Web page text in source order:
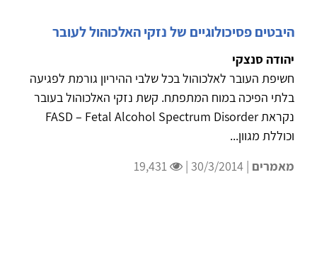
היבטים פסיכולוגיים של נזקי האלכוהול לעובר
יהודה סנצקי
חשיפת העובר לאלכוהול בכל שלבי ההיריון גורמת לפגיעה
בלתי הפיכה במוח המתפתח. קשת נזקי האלכוהול בעובר
נקראת FASD – Fetal Alcohol Spectrum Disorder
וכוללת מגוון...
מאמרים | 30/3/2014 |